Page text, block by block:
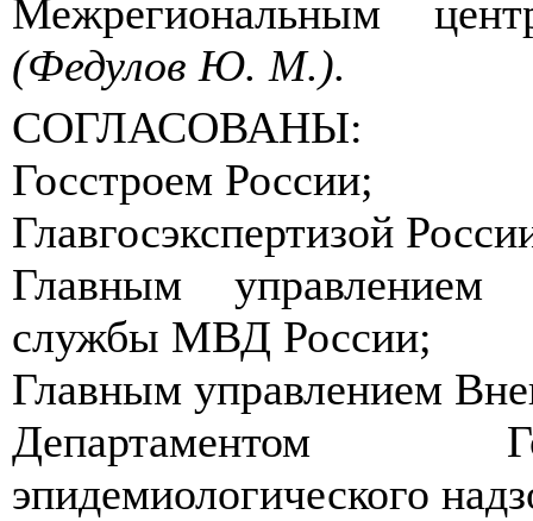
Межрегиональным
(Федулов Ю. М.).
СОГЛАСОВАНЫ:
Госстроем России;
Главгосэкспертизой
Главным управлением
службы МВД России;
Главным управлением
Департаментом
эпидемиологического